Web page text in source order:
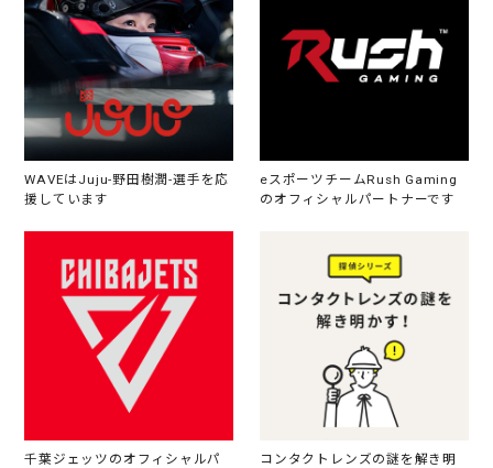
WAVEはJuju-野田樹潤-選手を応
援しています
eスポーツチームRush Gaming
のオフィシャルパートナーです
千葉ジェッツのオフィシャルパ
コンタクトレンズの謎を解き明